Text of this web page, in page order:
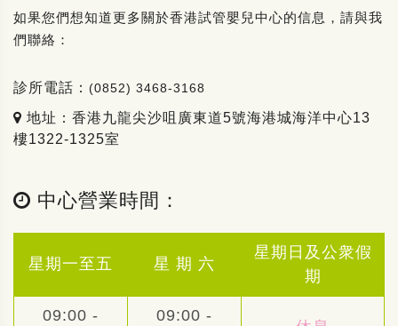
如果您們想知道更多關於香港試管嬰兒中心的信息，請與我
們聯絡：
診所電話： (0852) 3468-3168
地址：香港九龍尖沙咀廣東道5號海港城海洋中心13
樓1322-1325室
中心營業時間：
星期一至五 星 期 六
星期日及公衆假
期
09:00 - 09:00 -